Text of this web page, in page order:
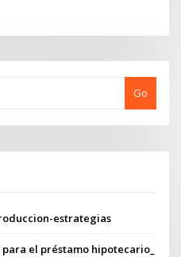
Go
estrategias
el préstamo hipotecario_